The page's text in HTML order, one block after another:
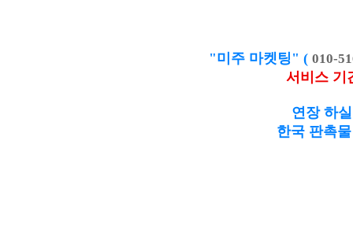
"미주 마켓팅" ( 010-
서비스 기
연장 하
한국 판촉